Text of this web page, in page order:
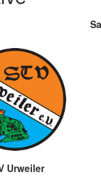
Urweiler